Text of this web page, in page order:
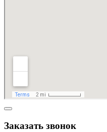
Заказать звонок